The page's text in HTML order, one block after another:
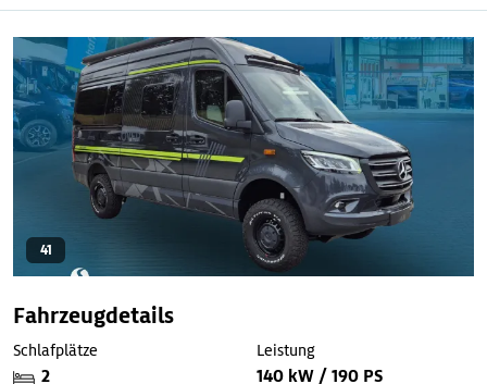
41
Fahrzeugdetails
Schlafplätze
2
Leistung
140 kW / 190 PS